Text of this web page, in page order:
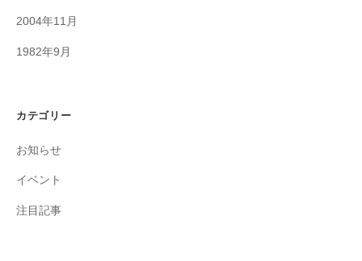
2004年11月
1982年9月
カテゴリー
お知らせ
イベント
注目記事